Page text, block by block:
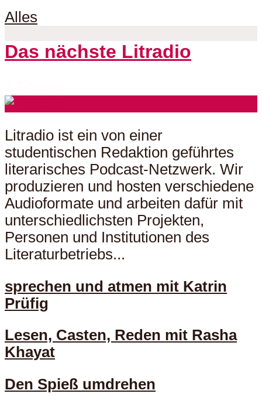
Alles
Das nächste Litradio
Litradio ist ein von einer
studentischen Redaktion geführtes
literarisches Podcast-Netzwerk. Wir
produzieren und hosten verschiedene
Audioformate und arbeiten dafür mit
unterschiedlichsten Projekten,
Personen und Institutionen des
Literaturbetriebs...
sprechen und atmen mit Katrin
Prüfig
Lesen, Casten, Reden mit Rasha
Khayat
Den Spieß umdrehen